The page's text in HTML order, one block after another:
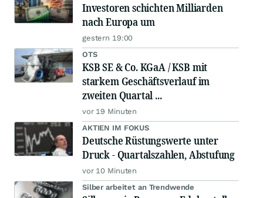
Investoren schichten Milliarden
nach Europa um
gestern 19:00
OTS
KSB SE & Co. KGaA / KSB mit
starkem Geschäftsverlauf im
zweiten Quartal ...
vor 19 Minuten
AKTIEN IM FOKUS
Deutsche Rüstungswerte unter
Druck - Quartalszahlen, Abstufung
vor 10 Minuten
Silber arbeitet an Trendwende